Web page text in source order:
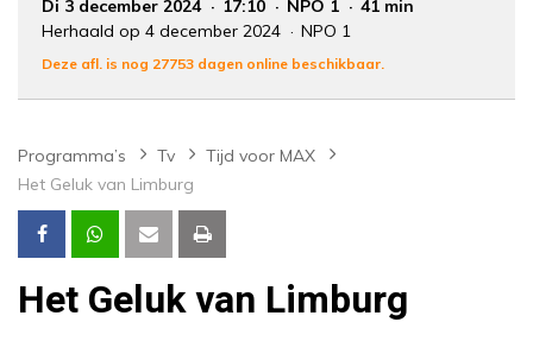
Di 3 december 2024 17:10 NPO 1
41 min
Herhaald op 4 december 2024
NPO 1
Deze afl. is nog 27753 dagen online beschikbaar.
Programma’s Tv
Tijd voor MAX
Het Geluk van Limburg
Het Geluk van Limburg